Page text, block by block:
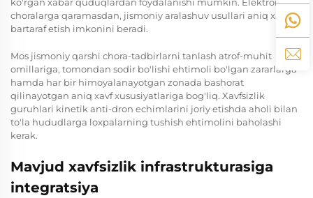
choralarga qaramasdan, jismoniy aralashuv usullari aniq xavfni
bartaraf etish imkonini beradi.
Mos jismoniy qarshi chora-tadbirlarni tanlash atrof-muhit
omillariga, tomondan sodir bo'lishi ehtimoli bo'lgan zararlarga
hamda har bir himoyalanayotgan zonada bashorat
qilinayotgan aniq xavf xususiyatlariga bog'liq. Xavfsizlik
guruhlari kinetik anti-dron echimlarini joriy etishda aholi bilan
to'la hududlarga loxpalarning tushish ehtimolini baholashi
kerak.
Mavjud xavfsizlik infrastrukturasiga
integratsiya